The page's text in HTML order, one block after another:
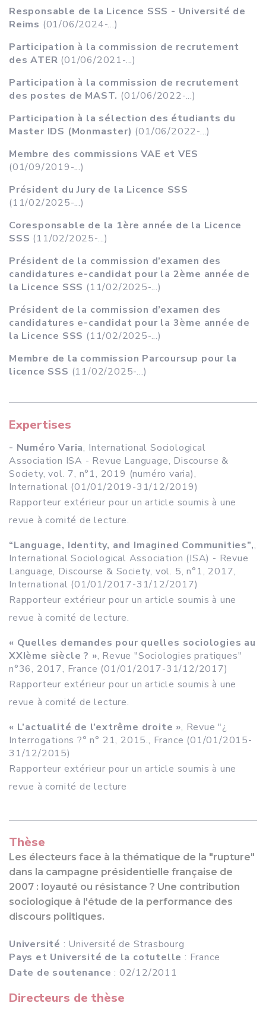
Responsable de la Licence SSS - Université de
Reims (01/06/2024-...)
Participation à la commission de recrutement
des ATER (01/06/2021-...)
Participation à la commission de recrutement
des postes de MAST. (01/06/2022-...)
Participation à la sélection des étudiants du
Master IDS (Monmaster) (01/06/2022-...)
Membre des commissions VAE et VES
(01/09/2019-...)
Président du Jury de la Licence SSS
(11/02/2025-...)
Coresponsable de la 1ère année de la Licence
SSS (11/02/2025-...)
Président de la commission d’examen des
candidatures e-candidat pour la 2ème année de
la Licence SSS (11/02/2025-...)
Président de la commission d’examen des
candidatures e-candidat pour la 3ème année de
la Licence SSS (11/02/2025-...)
Membre de la commission Parcoursup pour la
licence SSS (11/02/2025-...)
Expertises
- Numéro Varia, International Sociological
Association ISA - Revue Language, Discourse &
Society, vol. 7, n°1, 2019 (numéro varia),
International (01/01/2019-31/12/2019)
Rapporteur extérieur pour un article soumis à une
revue à comité de lecture.
“Language, Identity, and Imagined Communities”,,
International Sociological Association (ISA) - Revue
Language, Discourse & Society, vol. 5, n°1, 2017,
International (01/01/2017-31/12/2017)
Rapporteur extérieur pour un article soumis à une
revue à comité de lecture.
« Quelles demandes pour quelles sociologies au
XXIème siècle ? », Revue "Sociologies pratiques"
n°36, 2017, France (01/01/2017-31/12/2017)
Rapporteur extérieur pour un article soumis à une
revue à comité de lecture.
« L’actualité de l’extrême droite », Revue "¿
Interrogations ?° n° 21, 2015., France (01/01/2015-
31/12/2015)
Rapporteur extérieur pour un article soumis à une
revue à comité de lecture
Thèse
Les électeurs face à la thématique de la "rupture"
dans la campagne présidentielle française de
2007 : loyauté ou résistance ? Une contribution
sociologique à l'étude de la performance des
discours politiques.
Université : Université de Strasbourg
Pays et Université de la cotutelle : France
Date de soutenance : 02/12/2011
Directeurs de thèse